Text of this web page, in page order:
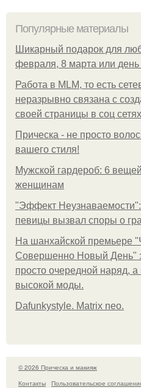
Популярные материалы
Шикарный подарок для
февраля, 8 марта или
Работа в MLM, то есть
неразрывно связана с
своей страницы в соц
Прическа - не просто
вашего стиля!
Мужской гардероб: 6
женщинам
"Эффект
певицы вызвал споры о
На шанхайской премьере
Совершенно Новый День"
просто очередной наряд,
высокой моды.
Dafunkystyle. Matrix neo.
© 2026 Прическа и макияж
Контакты
Пользовательское